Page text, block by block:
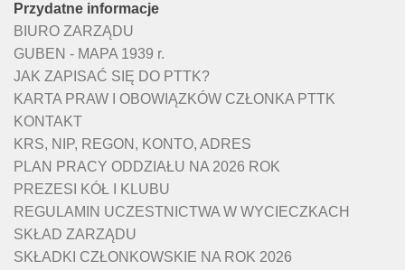
Przydatne informacje
BIURO ZARZĄDU
GUBEN - MAPA 1939 r.
JAK ZAPISAĆ SIĘ DO PTTK?
KARTA PRAW I OBOWIĄZKÓW CZŁONKA PTTK
KONTAKT
KRS, NIP, REGON, KONTO, ADRES
PLAN PRACY ODDZIAŁU NA 2026 ROK
PREZESI KÓŁ I KLUBU
REGULAMIN UCZESTNICTWA W WYCIECZKACH
SKŁAD ZARZĄDU
SKŁADKI CZŁONKOWSKIE NA ROK 2026